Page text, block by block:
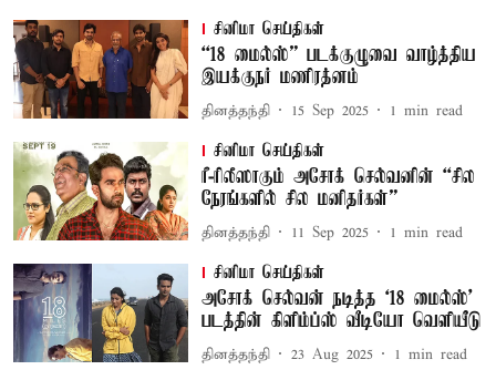
சினிமா செய்திகள்
“18 மைல்ஸ்” படக்குழுவை வாழ்த்திய
இயக்குநர் மணிரத்னம்
தினத்தந்தி 15 Sep 2025 1 min read
சினிமா செய்திகள்
ரீ-ரிலீஸாகும் அசோக் செல்வனின் “சில
நேரங்களில் சில மனிதர்கள்”
தினத்தந்தி 11 Sep 2025 1 min read
சினிமா செய்திகள்
அசோக் செல்வன் நடித்த ‘18 மைல்ஸ்’
படத்தின் கிளிம்ப்ஸ் வீடியோ வெளியீடு
தினத்தந்தி 23 Aug 2025 1 min read